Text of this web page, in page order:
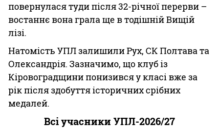
повернулася туди після 32-річної перерви –
востаннє вона грала ще в тодішній Вищій
лізі.
Натомість УПЛ залишили Рух, СК Полтава та
Олександрія. Зазначимо, що клуб із
Кіровоградщини понизився у класі вже за
рік після здобуття історичних срібних
медалей.
Всі учасники УПЛ-2026/27